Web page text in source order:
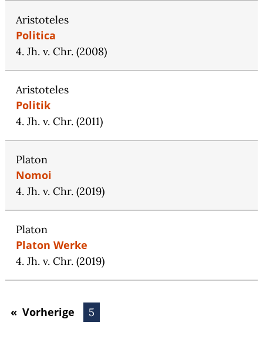
Aristoteles
Politica
4. Jh. v. Chr. (2008)
Aristoteles
Politik
4. Jh. v. Chr. (2011)
Platon
Nomoi
4. Jh. v. Chr. (2019)
Platon
Platon Werke
4. Jh. v. Chr. (2019)
Vorherige SeiteSie sind auf Seite
5